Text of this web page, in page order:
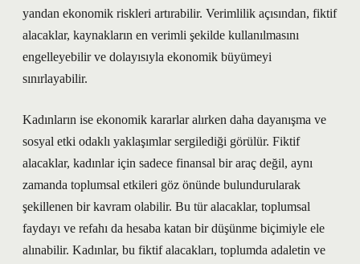
yandan ekonomik riskleri artırabilir. Verimlilik açısından, fiktif
alacaklar, kaynakların en verimli şekilde kullanılmasını
engelleyebilir ve dolayısıyla ekonomik büyümeyi
sınırlayabilir.
Kadınların ise ekonomik kararlar alırken daha dayanışma ve
sosyal etki odaklı yaklaşımlar sergilediği görülür. Fiktif
alacaklar, kadınlar için sadece finansal bir araç değil, aynı
zamanda toplumsal etkileri göz önünde bulundurularak
şekillenen bir kavram olabilir. Bu tür alacaklar, toplumsal
faydayı ve refahı da hesaba katan bir düşünme biçimiyle ele
alınabilir. Kadınlar, bu fiktif alacakları, toplumda adaletin ve